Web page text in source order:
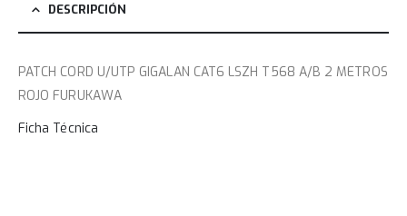
DESCRIPCIÓN
PATCH CORD U/UTP GIGALAN CAT6 LSZH T568 A/B 2 METROS
ROJO FURUKAWA
Ficha Técnica